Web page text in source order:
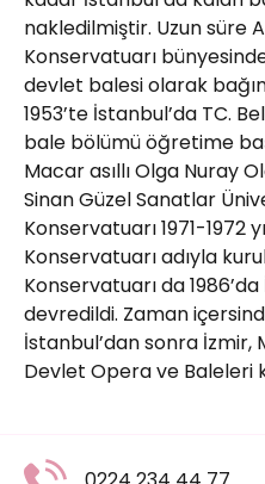
nakledilmiştir. Uzun süre
Konservatuarı
devlet balesi olarak
1953’te İstanbul’da TC.
bale bölümü öğretime
Macar asıllı Olga Nuray
Sinan Güzel Sanatlar
Konservatuarı 1971-1972
Konservatuarı adıyla
Konservatuarı da
devredildi. Zaman
İstanbul’dan sonra İzmir,
Devlet Opera ve Baleleri